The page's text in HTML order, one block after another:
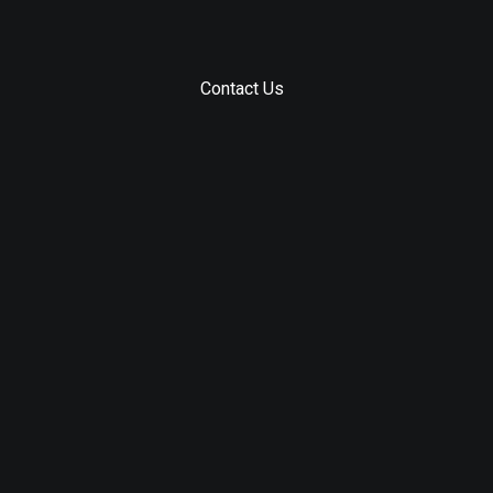
Contact Us